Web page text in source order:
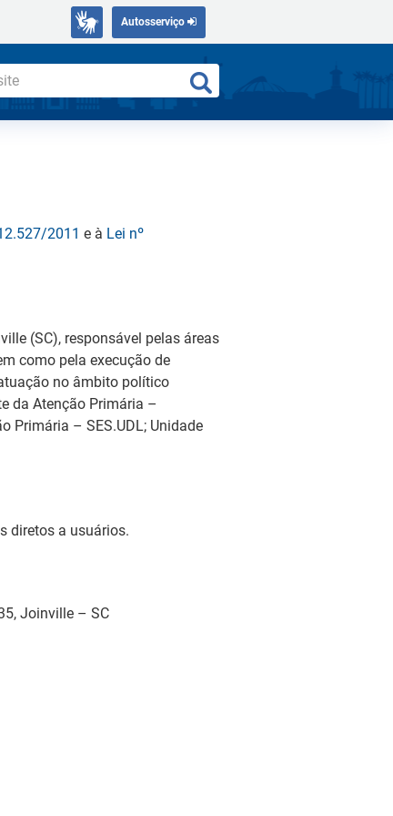
Autosserviço
2011 e à Lei nº
(SC), responsável pelas áreas
como pela execução de
no âmbito político
da Atenção Primária –
Primária – SES.UDL; Unidade
diretos a usuários.
Joinville – SC